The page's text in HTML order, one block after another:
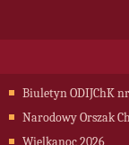
Biuletyn ODIJChK
Narodowy Orszak
Wielkanoc 2026